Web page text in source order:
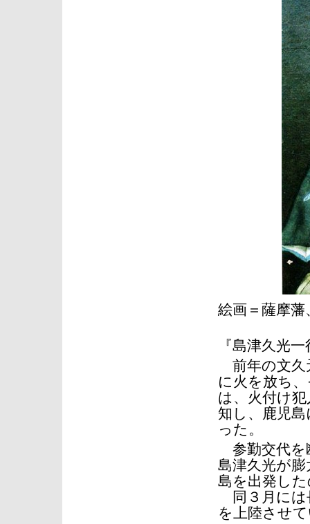
絵画＝薩摩
『島津久光
前年の文久
に火を放ち
は、火付け
知し、鹿児
った。
参勤交代を
島津久光が
島を出発し
同３月には
を上陸させ